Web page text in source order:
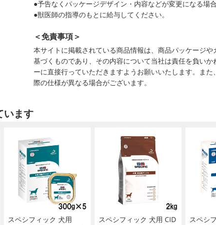
●予告なくパッケージデザイン・内容などが変更になる場
●獣医師の指導のもとに給与してください。
＜免責事項＞
本サイトに掲載されている商品情報は、商品パッケージ
基づくものであり、その内容について当社は責任を負い
ーに直接行っていただきますようお願いいたします。ま
際の仕様が異なる場合がございます。
います
スペシフィック 犬用
スペシフィック 犬用 CID
スペシ